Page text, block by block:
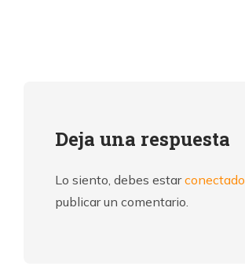
Deja una respuesta
Lo siento, debes estarconectado
publicar un comentario.